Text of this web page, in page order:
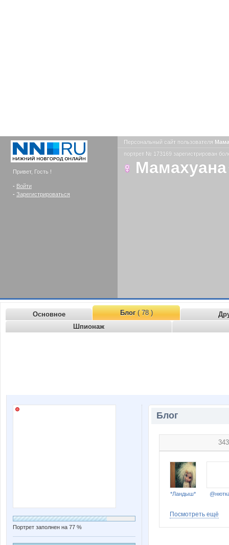
Привет, Гость !
- Войти
- Зарегистрироваться
Персональный сайт пользователя
портрет № 173169 зарегистрирован
Мамахуана
Основное Блог( 78 )
Шпионаж
Портрет заполнен на 77 %
Блог
*Ландыш*
Посмотреть ещё